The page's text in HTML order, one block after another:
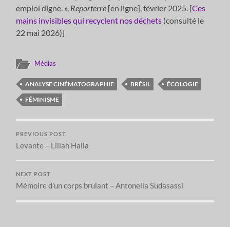
emploi digne. », Reporterre [en ligne], février 2025. [Ces
mains invisibles qui recyclent nos déchets (consulté le
22 mai 2026)]
Médias
ANALYSE CINÉMATOGRAPHIE BRÉSIL
ÉCOLOGIE
FÉMINISME
PREVIOUS POST
Levante – Lillah Halla
NEXT POST
Mémoire d’un corps brulant – Antonella Sudasassi